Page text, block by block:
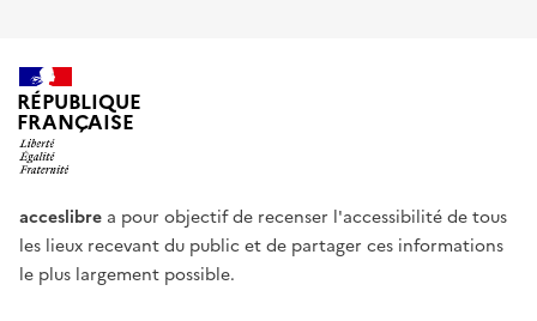
RÉPUBLIQUE
FRANÇAISE
acceslibre a pour objectif de recenser l'accessibilité de tous
les lieux recevant du public et de partager ces informations
le plus largement possible.